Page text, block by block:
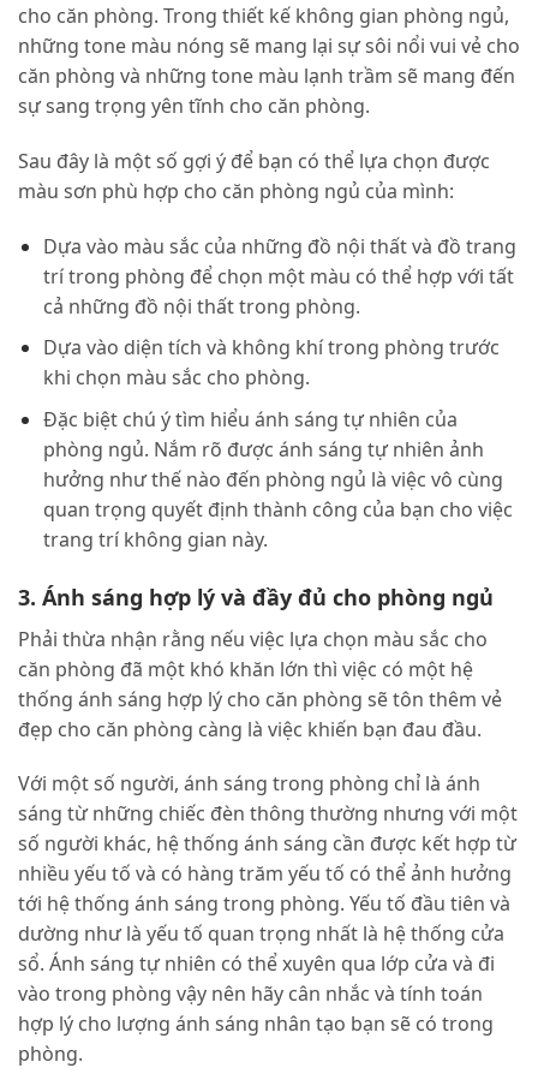
cho căn phòng. Trong thiết kế không gian phòng ngủ,
những tone màu nóng sẽ mang lại sự sôi nổi vui vẻ cho
căn phòng và những tone màu lạnh trầm sẽ mang đến
sự sang trọng yên tĩnh cho căn phòng.
Sau đây là một số gợi ý để bạn có thể lựa chọn được
màu sơn phù hợp cho căn phòng ngủ của mình:
Dựa vào màu sắc của những đồ nội thất và đồ trang
trí trong phòng để chọn một màu có thể hợp với tất
cả những đồ nội thất trong phòng.
Dựa vào diện tích và không khí trong phòng trước
khi chọn màu sắc cho phòng.
Đặc biệt chú ý tìm hiểu ánh sáng tự nhiên của
phòng ngủ. Nắm rõ được ánh sáng tự nhiên ảnh
hưởng như thế nào đến phòng ngủ là việc vô cùng
quan trọng quyết định thành công của bạn cho việc
trang trí không gian này.
3. Ánh sáng hợp lý và đầy đủ cho phòng ngủ
Phải thừa nhận rằng nếu việc lựa chọn màu sắc cho
căn phòng đã một khó khăn lớn thì việc có một hệ
thống ánh sáng hợp lý cho căn phòng sẽ tôn thêm vẻ
đẹp cho căn phòng càng là việc khiến bạn đau đầu.
Với một số người, ánh sáng trong phòng chỉ là ánh
sáng từ những chiếc đèn thông thường nhưng với một
số người khác, hệ thống ánh sáng cần được kết hợp từ
nhiều yếu tố và có hàng trăm yếu tố có thể ảnh hưởng
tới hệ thống ánh sáng trong phòng. Yếu tố đầu tiên và
dường như là yếu tố quan trọng nhất là hệ thống cửa
sổ. Ánh sáng tự nhiên có thể xuyên qua lớp cửa và đi
vào trong phòng vậy nên hãy cân nhắc và tính toán
hợp lý cho lượng ánh sáng nhân tạo bạn sẽ có trong
phòng.